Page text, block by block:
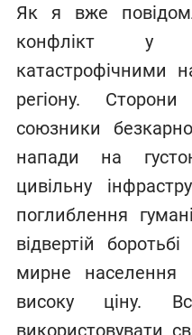
Як я вже
конфлікт у
катастрофічними
регіону.
союзники
напади на
цивільну
поглиблення
відвертій
мирне населення
високу ціну.
використовувати